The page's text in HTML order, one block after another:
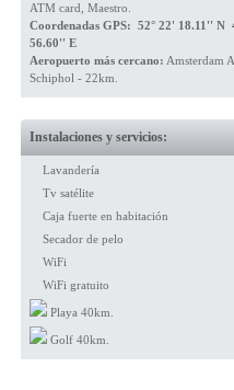
ATM card, Maestro.
Coordenadas GPS: 52° 22' 18.11'' N
56.60'' E
Aeropuerto más cercano: Amsterdam
Schiphol - 22km.
Instalaciones y servicios:
Lavandería
Tv satélite
Caja fuerte en habitación
Secador de pelo
WiFi
WiFi gratuito
Playa 40km.
Golf 40km.